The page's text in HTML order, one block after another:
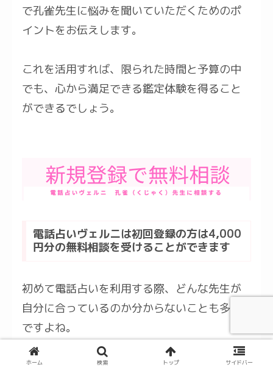
で孔雀先生に悩みを聞いていただくためのポ
イントをお伝えします。
これを活用すれば、限られた時間と予算の中
でも、心から満足できる鑑定体験を得ること
ができるでしょう。
電話占いヴェルニは初回登録の方は4,000
円分の無料相談を受けることができます
初めて電話占いを利用する際、どんな先生が
自分に合っているのか分からないことも多い
ですよね。
女性目線からすると、気軽に試せないと不安
ホーム 検索 トップ サイドバー